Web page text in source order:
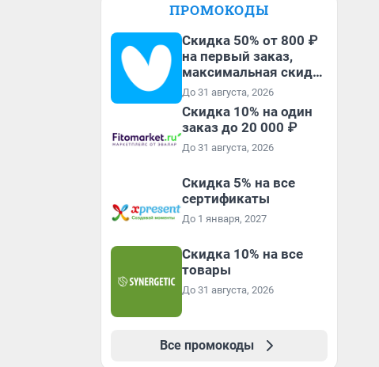
ПРОМОКОДЫ
Скидка 50% от 800 ₽
на первый заказ,
максимальная скидка
600 ₽
До 31 августа, 2026
Скидка 10% на один
заказ до 20 000 ₽
До 31 августа, 2026
Скидка 5% на все
сертификаты
До 1 января, 2027
Скидка 10% на все
товары
До 31 августа, 2026
Все промокоды